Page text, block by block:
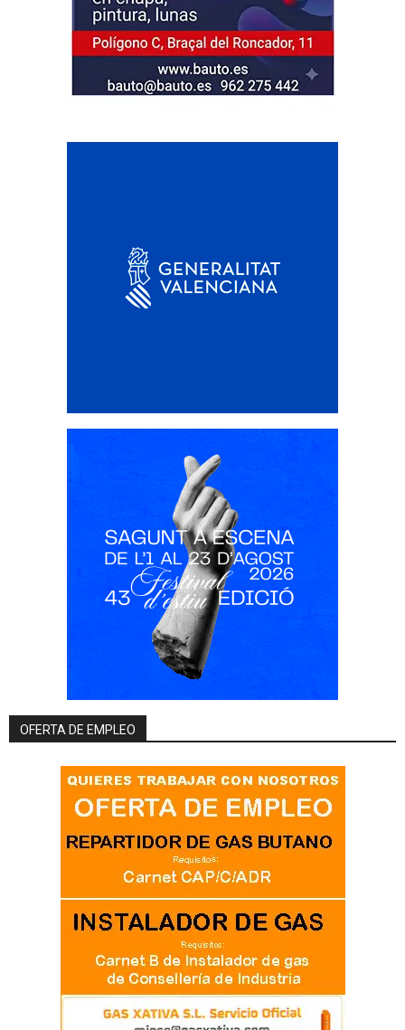
OFERTA DE EMPLEO